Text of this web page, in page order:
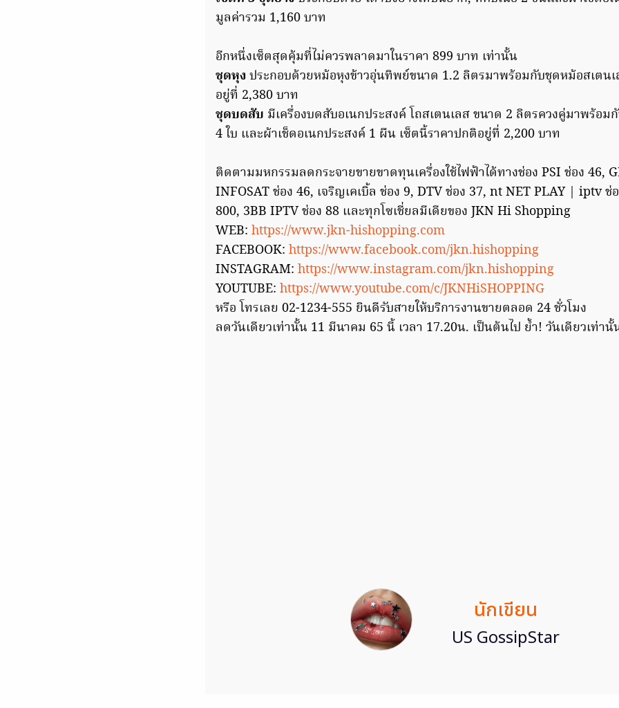
มูลค่ารวม 1,160 บาท
อีกหนึ่งเซ็ตสุดคุ้มที่ไม่ควรพลาดมาในราคา 899 บาท เท่านั้น
ชุดหุงประกอบด้วยหม้อหุงข้าวอุ่นทิพย์ขนาด 1.2 ลิตรมาพร้อมกับชุดหม้อสเตนเ
อยู่ที่ 2,380 บาท
ชุดบดสับ มีเครื่องบดสับอเนกประสงค์ โถสเตนเลส ขนาด 2 ลิตรควงคู่มาพร้อม
4 ใบ และผ้าเช็ดอเนกประสงค์ 1 ผืน เซ็ตนี้ราคาปกติอยู่ที่ 2,200 บาท
ติดตามมหกรรมลดกระจายขายขาดทุนเครื่องใช้ไฟฟ้าได้ทางช่อง PSI ช่อง 46,
INFOSAT ช่อง 46, เจริญเคเบิ้ล ช่อง 9, DTV ช่อง 37, nt NET PLAY | iptv ช่
800, 3BB IPTV ช่อง 88 และทุกโซเชี่ยลมีเดียของ JKN Hi Shopping
WEB: https://www.jkn-hishopping.com
FACEBOOK: https://www.facebook.com/jkn.hishopping
INSTAGRAM: https://www.instagram.com/jkn.hishopping
YOUTUBE: https://www.youtube.com/c/JKNHiSHOPPING
หรือ โทรเลย 02-1234-555 ยินดีรับสายให้บริการงานขายตลอด 24 ชั่วโมง
ลดวันเดียวเท่านั้น 11 มีนาคม 65 นี้ เวลา 17.20น. เป็นต้นไป ย้ำ! วันเดียวเท่านั้
นักเขียน
US GossipStar